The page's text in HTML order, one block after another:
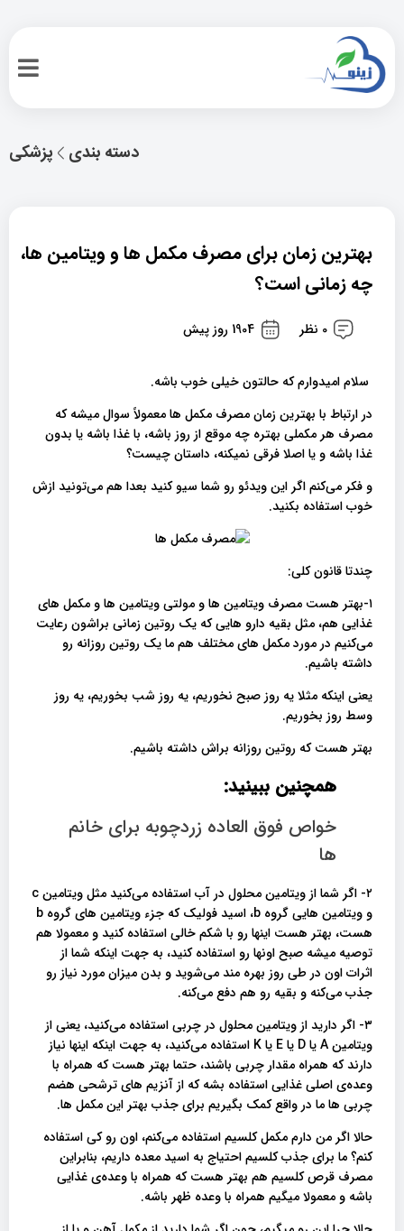
پزشکی دسته بندی
بهترین زمان برای مصرف مکمل ها و ویتامین ها،
چه زمانی است؟
0 نظر 1904 روز پیش
سلام امیدوارم که حالتون خیلی خوب باشه.
در ارتباط با بهترین زمان مصرف مکمل ها معمولاً سوال میشه که
مصرف هر مکملی بهتره چه موقع از روز باشه، با غذا باشه یا بدون
غذا باشه و یا اصلا فرقی نمیکنه‌، داستان چیست؟
و فکر می‌کنم اگر این ویدئو رو شما سیو کنید بعدا هم می‌تونید ازش
خوب استفاده بکنید.
چندتا قانون کلی:
۱-بهتر هست مصرف ویتامین ها و مولتی ویتامین ها و مکمل های
غذایی هم، مثل بقیه دارو هایی که یک روتین زمانی براشون رعایت
می‌کنیم در مورد مکمل های مختلف هم ما یک روتین روزانه رو
داشته باشیم.
یعنی اینکه مثلا یه روز صبح نخوریم، یه روز شب بخوریم، یه روز
وسط روز بخوریم.
بهتر هست که روتین روزانه براش داشته باشیم.
همچنین ببینید:
خواص فوق العاده زردچوبه برای خانم
ها
۲- اگر شما از ویتامین محلول در آب استفاده می‌کنید مثل ویتامین c
و ویتامین هایی گروه b، اسید فولیک که جزء ویتامین های گروه b
هست، بهتر هست اینها رو با شکم خالی استفاده کنید و معمولا هم
توصیه میشه صبح اونها رو استفاده کنید، به جهت اینکه شما از
اثرات اون در طی روز بهره‌ مند می‌شوید و بدن میزان مورد نیاز رو
جذب می‌کنه و بقیه رو هم دفع می‌کنه.
۳- اگر دارید از ویتامین محلول در چربی استفاده می‌کنید، یعنی از
ویتامین A یا D یا E یا K استفاده می‌کنید، به جهت اینکه اینها نیاز
دارند که همراه مقدار چربی باشند، حتما بهتر هست که همراه با
وعده‌ی اصلی غذایی استفاده بشه که از آنزیم های ترشحی هضم
چربی ها ما در واقع کمک بگیریم برای جذب بهتر این مکمل ها.
حالا اگر من دارم مکمل کلسیم استفاده می‌کنم، اون رو کی استفاده
کنم؟ ما برای جذب کلسیم احتیاج به اسید معده داریم، بنابراین
مصرف قرص کلسیم هم بهتر هست که همراه با وعده‌ی غذایی
باشه و معمولا میگیم همراه با وعده ظهر باشه.